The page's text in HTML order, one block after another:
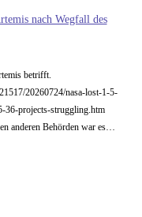
nach Wegfall des
betrifft.
20260724/nasa-lost-1-5-
36-projects-struggling.htm
anderen Behörden war es…